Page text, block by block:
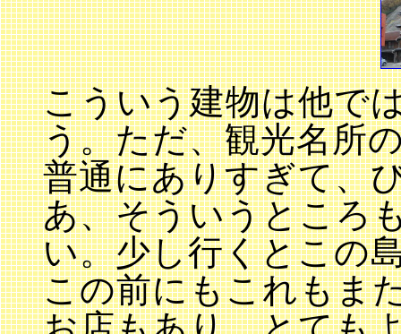
こういう建物は他で
う。ただ、観光名所
普通にありすぎて、
あ、そういうところ
い。少し行くとこの
この前にもこれもま